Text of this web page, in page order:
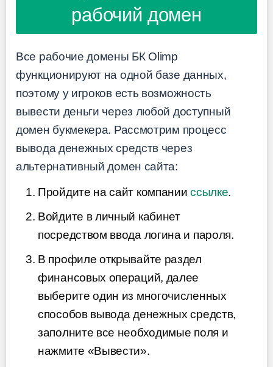
рабочий домен
Все рабочие домены БК Olimp
функционируют на одной базе данных,
поэтому у игроков есть возможность
вывести деньги через любой доступный
домен букмекера. Рассмотрим процесс
вывода денежных средств через
альтернативный домен сайта:
Пройдите на сайт компанииссылке.
Войдите в личный кабинет
посредством ввода логина и пароля.
В профиле открывайте раздел
финансовых операций, далее
выберите один из многочисленных
способов вывода денежных средств,
заполните все необходимые поля и
нажмите «Вывести».